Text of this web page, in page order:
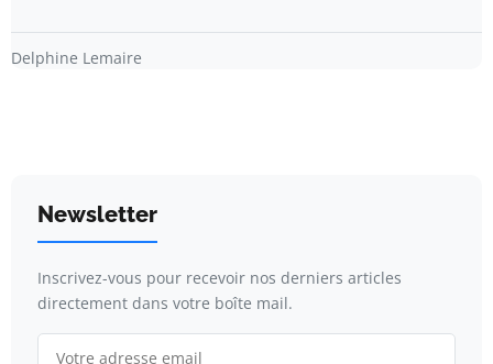
Delphine Lemaire
Newsletter
Inscrivez-vous pour recevoir nos derniers articles
directement dans votre boîte mail.